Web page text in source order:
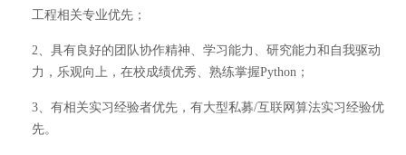
工程相关专业优先；
2、具有良好的团队协作精神、学习能力、研究能力和自我驱动
力，乐观向上，在校成绩优秀、熟练掌握Python；
3、有相关实习经验者优先，有大型私募/互联网算法实习经验优
先。